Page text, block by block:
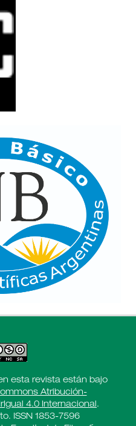
esta revista están bajo
Atribución-
4.0 Internacional.
ISSN 1853-7596